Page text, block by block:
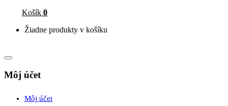
Košík 0
Žiadne produkty v košíku
Môj účet
Môj účet